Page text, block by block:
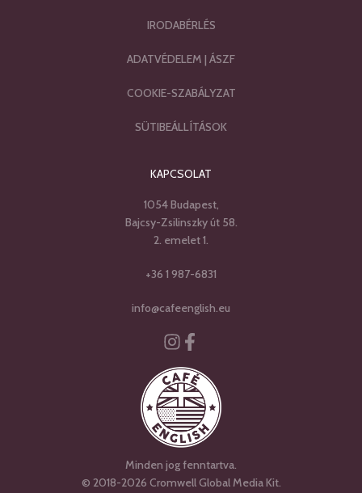
IRODABÉRLÉS
ADATVÉDELEM | ÁSZF
COOKIE-SZABÁLYZAT
SÜTIBEÁLLÍTÁSOK
KAPCSOLAT
1054 Budapest,
Bajcsy-Zsilinszky út 58.
2. emelet 1.
+36 1 987-6831
info@cafeenglish.eu
Instagram
Facebook-f
Minden jog fenntartva.
© 2018-2026 Cromwell Global Media Kit.